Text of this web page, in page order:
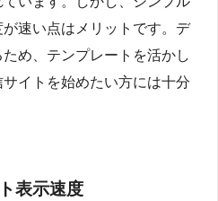
速い点はメリットです。デ
め、テンプレートを活かし
イトを始めたい方には十分
表示速度